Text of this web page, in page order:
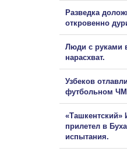
Разведка
откровенно
Люди с руками
нарасхват.
Узбеков
футбольном
«Ташкентский»
прилетел в
испытания.